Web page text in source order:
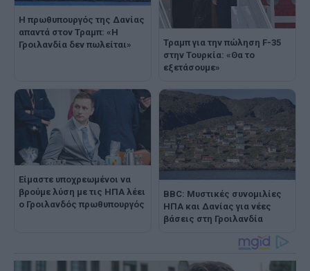
Η πρωθυπουργός της Δανίας
απαντά στον Τραμπ: «Η
Γροιλανδία δεν πωλείται»
Τραμπ για την πώληση F-35
στην Τουρκία: «Θα το
εξετάσουμε»
Είμαστε υποχρεωμένοι να
βρούμε λύση με τις ΗΠΑ λέει
ο Γροιλανδός πρωθυπουργός
BBC: Μυστικές συνομιλίες
ΗΠΑ και Δανίας για νέες
βάσεις στη Γροιλανδία